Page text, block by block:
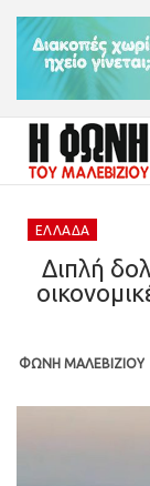
ΕΛΛΆΔΑ
Διπλή
ΦΩΝΗ ΜΑΛΕΒΙΖΙΟΥ